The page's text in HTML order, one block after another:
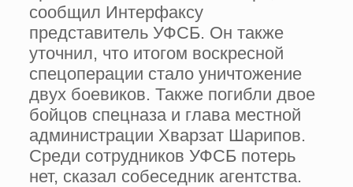
сообщил Интерфаксу
представитель УФСБ. Он также
уточнил, что итогом воскресной
спецоперации стало уничтожение
двух боевиков. Также погибли двое
бойцов спецназа и глава местной
администрации Хварзат Шарипов.
Среди сотрудников УФСБ потерь
нет, сказал собеседник агентства.